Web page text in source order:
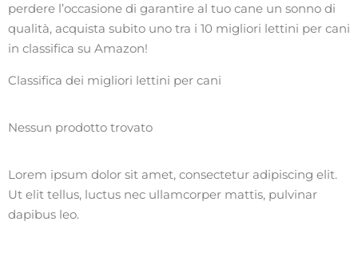
perdere l’occasione di garantire al tuo cane un sonno di
qualità, acquista subito uno tra i 10 migliori lettini per cani
in classifica su Amazon!
Classifica dei migliori lettini per cani
Nessun prodotto trovato
Lorem ipsum dolor sit amet, consectetur adipiscing elit.
Ut elit tellus, luctus nec ullamcorper mattis, pulvinar
dapibus leo.